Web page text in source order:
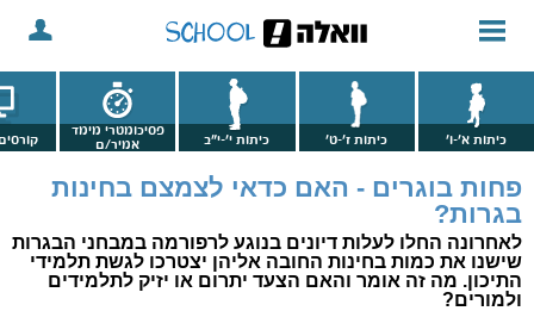
כיתות א'-ו' כיתות ז'-ט' כיתות י'-י"ב
פסיכומטרי מימד
אמיר/ם
פחות בוגרים - האם כדאי לצמצם בחינות
בגרות?
לאחרונה החלו לעלות דיונים בנוגע לרפורמה במבחני הבגרות
שישנו את כמות בחינות החובה אליהן יצטרכו לגשת תלמידי
התיכון. מה זה אומר והאם הצעד יתרום או יזיק לתלמידים
ולמורים?